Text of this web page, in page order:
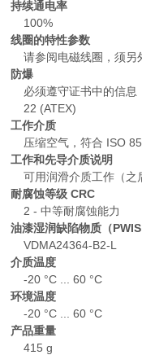
持续通电率
100%
线圈的特性参数
请参阅电磁线圈，须另
防爆
必须遵守证书中的信息
22 (ATEX)
工作介质
压缩空气，符合 ISO
工作和先导介质说明
可用润滑介质工作（之
耐腐蚀等级 CRC
2 - 中等耐腐蚀能力
油漆湿润缺陷物质（
VDMA24364-B2-L
介质温度
-20 °C ... 60 °C
环境温度
-20 °C ... 60 °C
产品重量
415 g